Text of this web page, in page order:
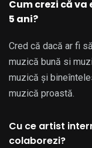
Cum crezi că
5 ani?
Cred că dacă ar fi
muzică bună si
muzică și
muzică proastă.
Cu ce artist
colaborezi?